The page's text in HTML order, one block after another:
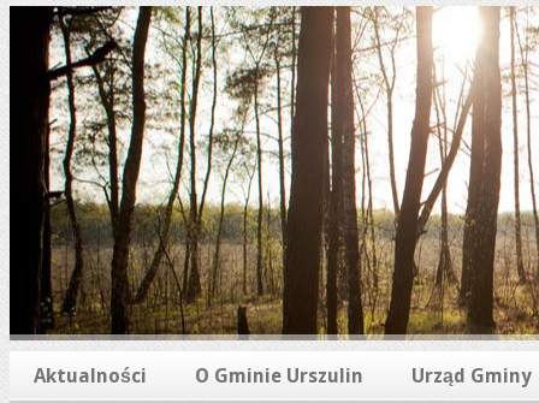
Aktualności O Gminie Urszulin Urząd Gminy